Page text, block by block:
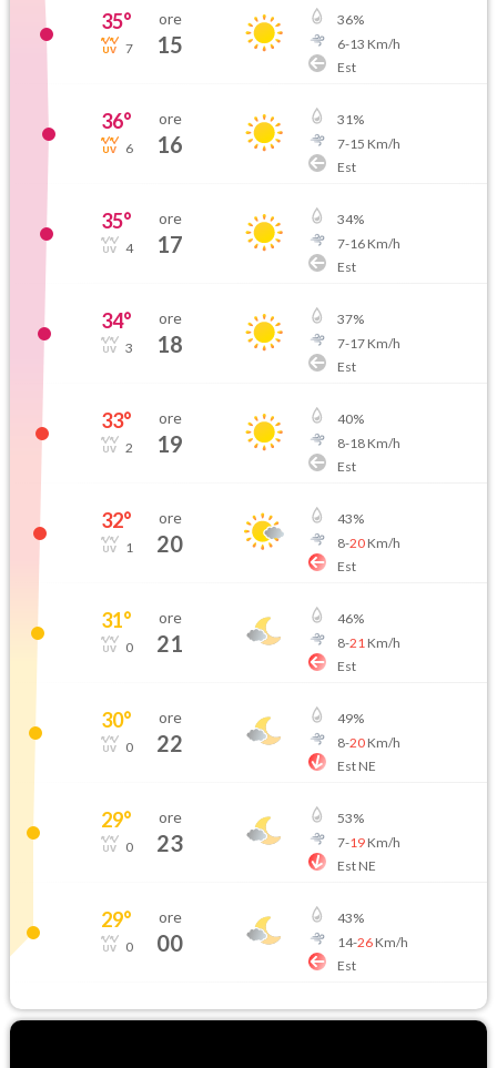
35°
7
ore
15
36%
6-13 Km/h
Est
36°
6
ore
16
31%
7-15 Km/h
Est
35°
4
ore
17
34%
7-16Km/h
Est
34°
3
ore
18
37%
7-17Km/h
Est
33°
2
ore
19
40%
8-18Km/h
Est
32°
1
ore
20
43%
8-20Km/h
Est
31°
0
ore
21
46%
8-21 Km/h
Est
30°
0
ore
22
49%
8-20Km/h
Est NE
29°
0
ore
23
53%
7-19Km/h
Est NE
29°
0
ore
00
43%
14-26Km/h
Est